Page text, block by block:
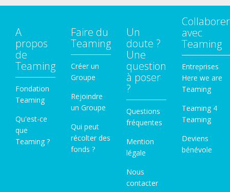
A
propos
de
Teaming
Fondation
Teaming
Qu'est-ce
que
Teaming ?
Faire du
Teaming
Créer un
Groupe
Rejoindre
un Groupe
Qui peut
récolter des
fonds ?
Un
doute ?
Une
question
à poser
?
Questions
fréquentes
Mention
légale
Nous
contacter
Collaborer
avec
Teaming
Entreprises
Here we are
Teaming
Teaming 4
Teaming
Deviens
bénévole